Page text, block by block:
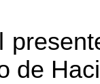
de